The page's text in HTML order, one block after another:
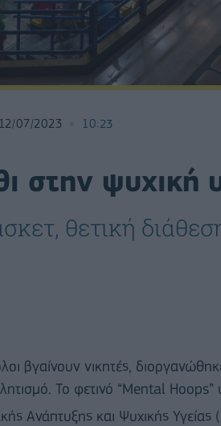
12/07/2023 10:23
στην ψυχική
θετική
βγαίνουν νικητές,
Το φετινό “Mental Hoops”
Ανάπτυξης και Ψυχικής